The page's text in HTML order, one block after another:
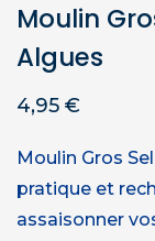
Moulin
Algues
4,95 €
Moulin Gros
pratique et
assaisonner